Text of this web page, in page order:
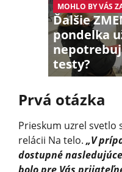
MOHLO BY VÁS
Ďalšie
pondelka
testy?
Prvá otázka
Prieskum uzrel svetlo
relácii Na telo. „V
dostupné